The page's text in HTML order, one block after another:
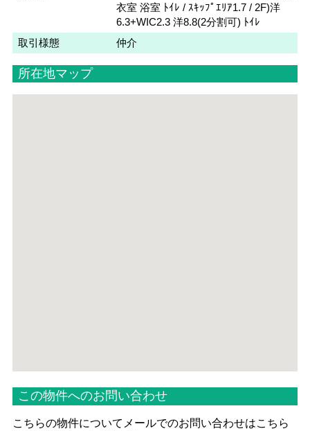
衣室 浴室 ﾄｲﾚ / ｽｷｯﾌﾟｴﾘｱ1.7 / 2F)洋
6.3+WIC2.3 洋8.8(2分割可) ﾄｲﾚ
取引様態
仲介
所在地マップ
この物件へのお問い合わせ
こちらの物件についてメールでのお問い合わせはこちら